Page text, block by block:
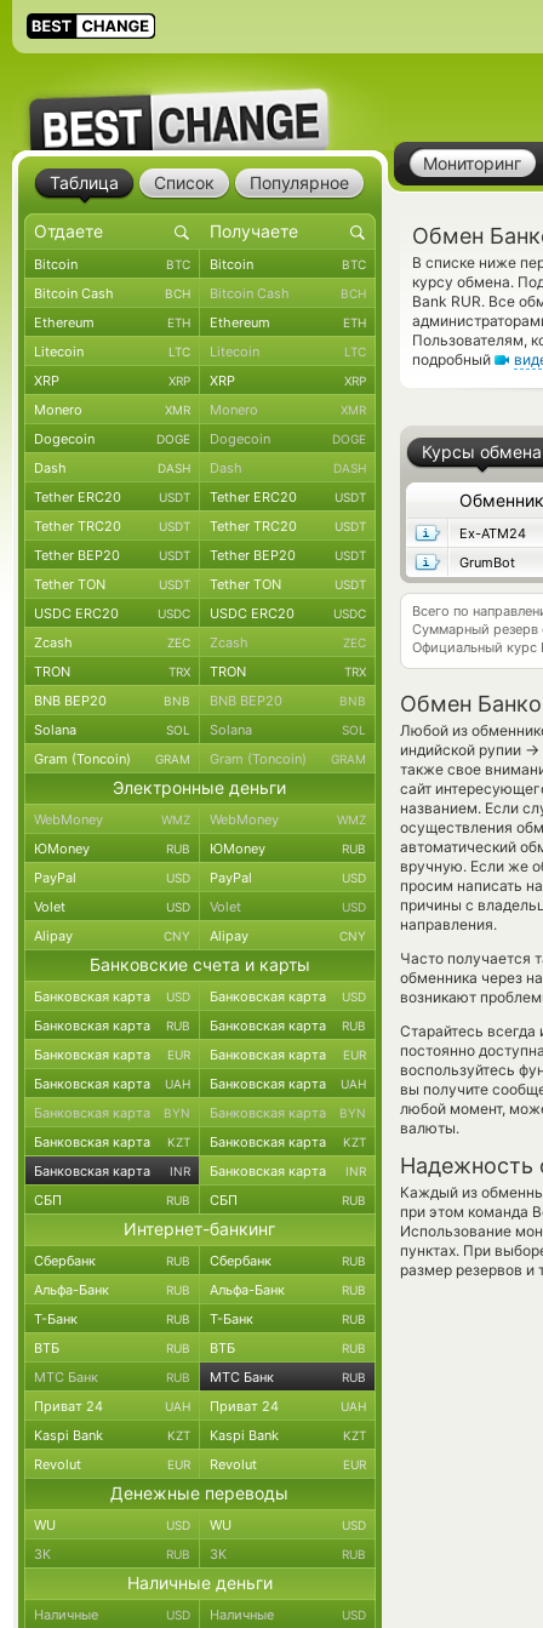
Мониторинг
Обмен
В списке ниже
курсу обмена.
Bank RUR. Все
Пользователям,
подробный
Курсы обмена
Обменник
Ex-ATM24
GrumBot
Всего по
Суммарный резерв
Официальный курс
Обмен
Любой из
индийской рупии →
также свое
сайт
названием. Если
осуществления
автоматический
вручную. Если же
просим написать
причины с
направления.
Часто получается
обменника через
возникают
Старайтесь всегда
постоянно
воспользуйтесь
вы получите
любой момент,
валюты.
Надежность
Каждый из
при этом команда
Использование
пунктах. При
размер резервов и
Таблица Список Популярное
Bitcoin BTC Bitcoin BTC
Bitcoin Cash BCH Bitcoin Cash BCH
Ethereum ETH Ethereum ETH
Litecoin LTC Litecoin LTC
XRP XRP XRP XRP
Monero XMR Monero XMR
Dogecoin DOGE Dogecoin DOGE
Dash DASH Dash DASH
Tether ERC20 USDT Tether ERC20 USDT
Tether TRC20 USDT Tether TRC20 USDT
Tether BEP20 USDT Tether BEP20 USDT
Tether TON USDT Tether TON USDT
USDC ERC20 USDC USDC ERC20 USDC
Zcash ZEC Zcash ZEC
TRON TRX TRON TRX
BNB BEP20 BNB BNB BEP20 BNB
Solana SOL Solana SOL
Gram (Toncoin) GRAM Gram (Toncoin) GRAM
Электронные деньги
WebMoney WMZ WebMoney WMZ
ЮMoney RUB ЮMoney RUB
PayPal USD PayPal USD
Volet USD Volet USD
Alipay CNY Alipay CNY
Банковские счета и карты
Банковская карта USD Банковская карта USD
Банковская карта RUB Банковская карта RUB
Банковская карта EUR Банковская карта EUR
Банковская карта UAH Банковская карта UAH
Банковская карта BYN Банковская карта BYN
Банковская карта KZT Банковская карта KZT
Банковская карта INR Банковская карта INR
СБП RUB СБП RUB
Интернет-банкинг
Сбербанк RUB Сбербанк RUB
Альфа-Банк RUB Альфа-Банк RUB
Т-Банк RUB Т-Банк RUB
ВТБ RUB ВТБ RUB
МТС Банк RUB МТС Банк RUB
Приват 24 UAH Приват 24 UAH
Kaspi Bank KZT Kaspi Bank KZT
Revolut EUR Revolut EUR
Денежные переводы
WU USD WU USD
ЗК RUB ЗК RUB
Наличные деньги
Наличные USD Наличные USD